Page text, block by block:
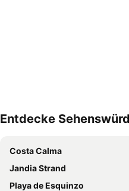
Entdecke
Costa Calma
Jandia Strand
Playa de Esquinzo